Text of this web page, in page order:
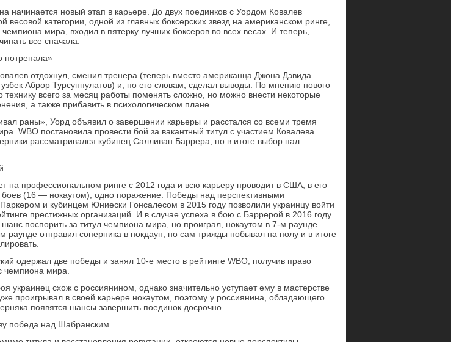
начинается новый этап в карьере. До двух поединков с Уордом Ковалев
весовой категории, одной из главных боксерских звезд на американском ринге,
мира, входил в пятерку лучших боксеров во всех весах. И теперь,
все сначала.
потрепала»
отдохнул, сменил тренера (теперь вместо американца Джона Дэвида
узбек Аброр Турсунпулатов) и, по его словам, сделал выводы. По мнению нового
технику всего за месяц работы поменять сложно, но можно внести некоторые
а также прибавить в психологическом плане.
раны», Уорд объявил о завершении карьеры и расстался со всеми тремя
WBO постановила провести бой за вакантный титул с участием Ковалева.
рассматривался кубинец Салливан Баррера, но в итоге выбор пал
на профессиональном ринге с 2012 года и всю карьеру проводит в США, в его
боев (16 — нокаутом), одно поражение. Победы над перспективными
и кубинцем Юниески Гонсалесом в 2015 году позволили украинцу войти
престижных организаций. И в случае успеха в бою с Баррерой в 2016 году
поспорить за титул чемпиона мира, но проиграл, нокаутом в 7-м раунде.
раунде отправил соперника в нокдаун, но сам трижды побывал на полу и в итоге
одержал две победы и занял 10-е место в рейтинге WBO, получив право
чемпиона мира.
украинец схож с россиянином, однако значительно уступает ему в мастерстве
проигрывал в своей карьере нокаутом, поэтому у россиянина, обладающего
появятся шансы завершить поединок досрочно.
победа над Шабранским